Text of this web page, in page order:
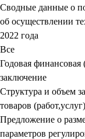
Сводные данные о
об осуществлении
2022 года
Все
Годовая финансовая
заключение
Структура и объем
товаров (работ,услуг)
Предложение о
параметров